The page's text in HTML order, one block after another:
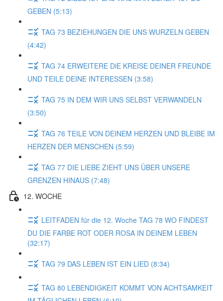
GEBEN (5:13)
TAG 73 BEZIEHUNGEN DIE UNS WURZELN GEBEN
(4:42)
TAG 74 ERWEITERE DiE KREISE DEINER FREUNDE
UND TEILE DEINE INTERESSEN (3:58)
TAG 75 IN DEM WIR UNS SELBST VERWANDELN
(3:50)
TAG 76 TEILE VON DEINEM HERZEN UND BLEIBE IM
HERZEN DER MENSCHEN (5:59)
TAG 77 DIE LIEBE ZIEHT UNS ÜBER UNSERE
GRENZEN HINAUS (7:48)
12. WOCHE
LEITFADEN für die 12. Woche TAG 78 WO FINDEST
DU DIE FARBE ROT ODER ROSA IN DEINEM LEBEN
(32:17)
TAG 79 DAS LEBEN IST EIN LIED (8:34)
TAG 80 LEBENDIGKEIT KOMMT VON ACHTSAMKEIT